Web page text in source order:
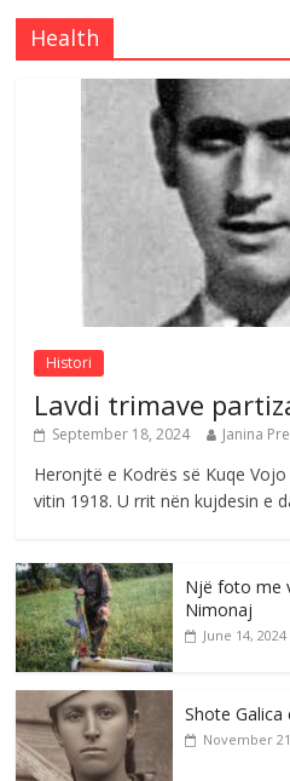
Çlirimtari
me
e invalidëve
August 4, 2026
Sulm , pse të
August 8,
Health
Histori
Lavdi trimave
September 18, 2024 Janina
Heronjtë e Kodrës së Kuqe
vitin 1918. U rrit nën kujdesin e
Një foto me
Nimonaj
June 14, 2024
Shote
November